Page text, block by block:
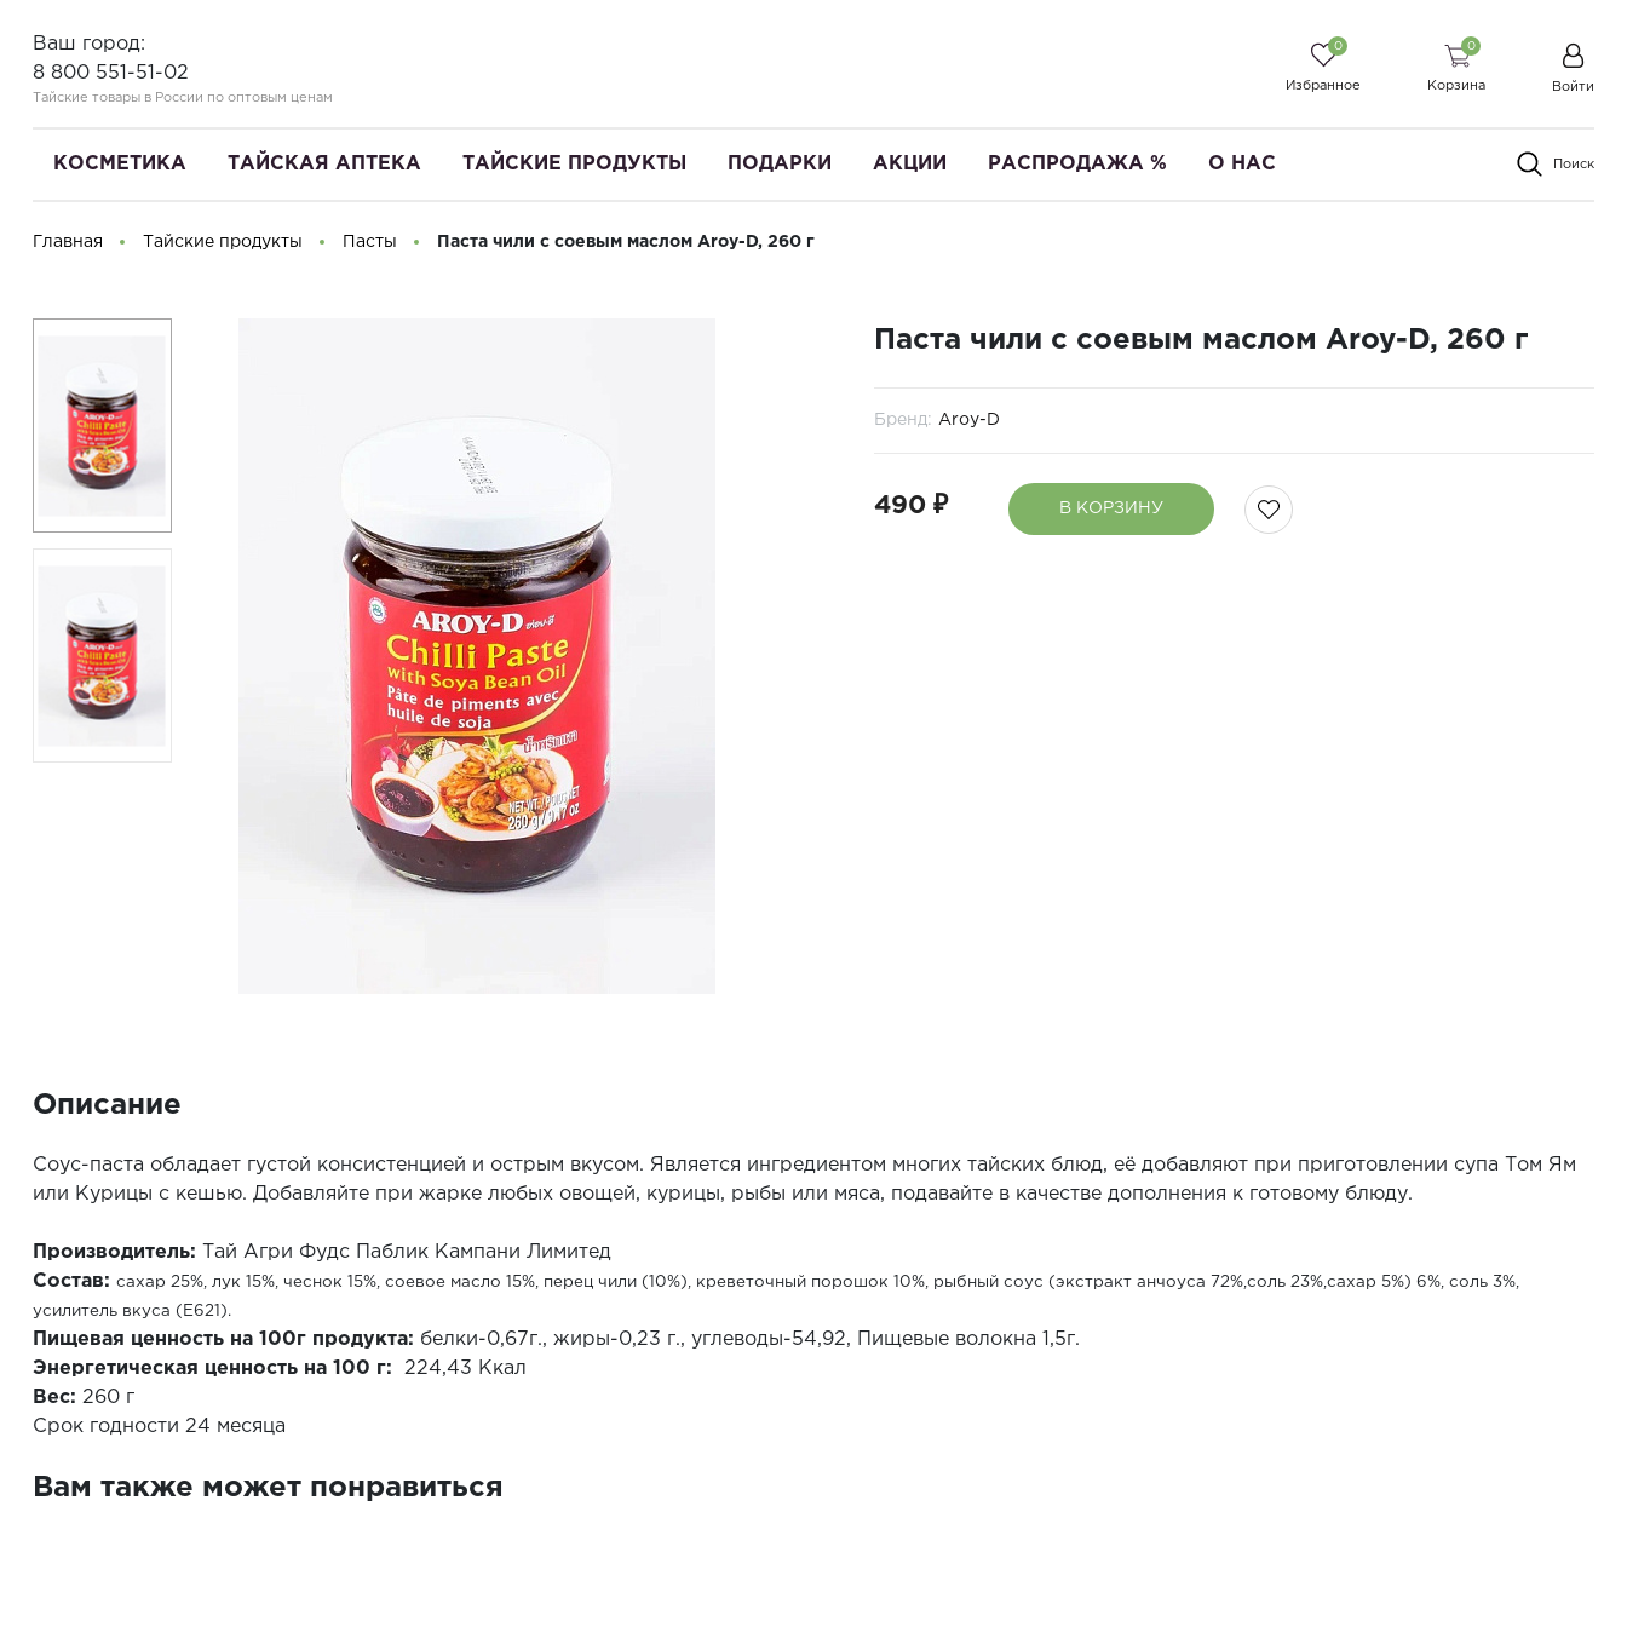
Ваш город:
8 800 551-51-02
Тайские товары в России по оптовым ценам
0
Избранное
0
Корзина Войти
КОСМЕТИКА ТАЙСКАЯ АПТЕКА ТАЙСКИЕ ПРОДУКТЫ ПОДАРКИ АКЦИИ РАСПРОДАЖА % О НАС Поиск
Главная Тайские продукты Пасты Паста чили с соевым маслом Aroy-D, 260 г
Паста чили с соевым маслом Aroy-D, 260 г
Бренд: Aroy-D
490 ₽ В КОРЗИНУ
Описание
Соус-паста обладает густой консистенцией и острым вкусом. Является ингредиентом многих тайских блюд, её добавляют при приготовлении супа Том Ям
или Курицы с кешью. Добавляйте при жарке любых овощей, курицы, рыбы или мяса, подавайте в качестве дополнения к готовому блюду.
Производитель: Тай Агри Фудс Паблик Кампани Лимитед
Состав: сахар 25%, лук 15%, чеснок 15%, соевое масло 15%, перец чили (10%), креветочный порошок 10%, рыбный соус (экстракт анчоуса 72%,соль 23%,сахар 5%) 6%, соль 3%,
усилитель вкуса (Е621).
Пищевая ценность на 100г продукта: белки-0,67г., жиры-0,23 г., углеводы-54,92, Пищевые волокна 1,5г.
Энергетическая ценность на 100 г:
224,43 Ккал
Вес: 260 г
Срок годности 24 месяца
Вам также может понравиться